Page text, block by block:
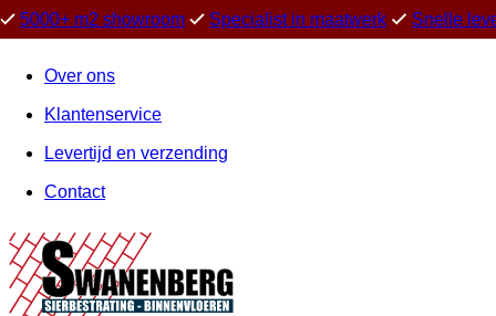
5000+ m2 showroom Specialist in maatwerk Snelle
Over ons
Klantenservice
Levertijd en verzending
Contact